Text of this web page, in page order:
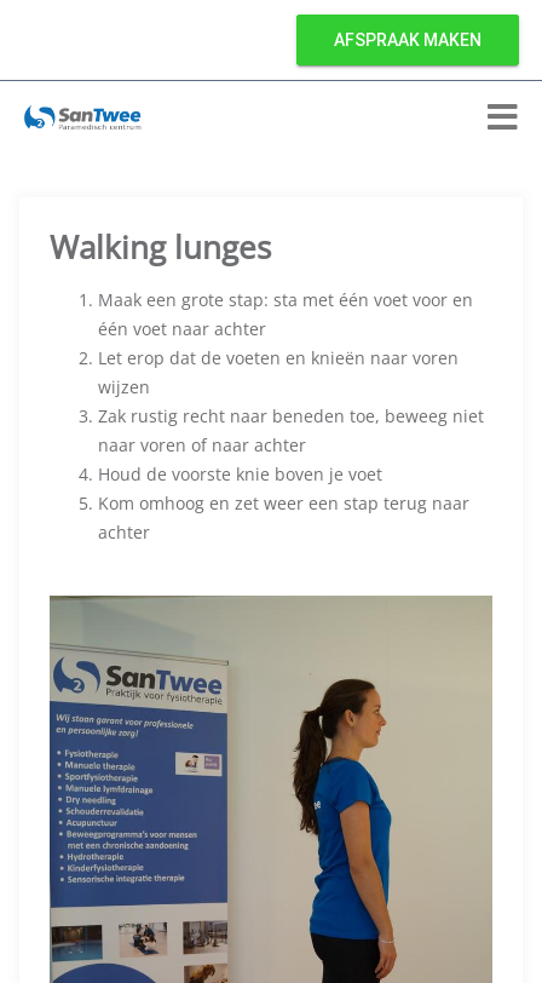
AFSPRAAK MAKEN
Walking lunges
Maak een grote stap: sta met één voet voor en
één voet naar achter
Let erop dat de voeten en knieën naar voren
wijzen
Zak rustig recht naar beneden toe, beweeg niet
naar voren of naar achter
Houd de voorste knie boven je voet
Kom omhoog en zet weer een stap terug naar
achter